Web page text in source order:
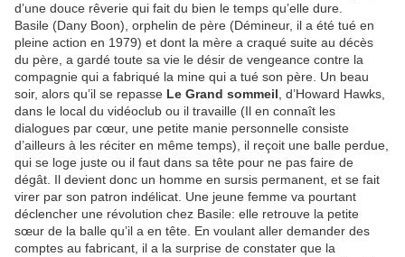
d’une douce rêverie qui fait du bien le temps qu’elle dure.
Basile (Dany Boon), orphelin de père (Démineur, il a été tué en
pleine action en 1979) et dont la mère a craqué suite au décès
du père, a gardé toute sa vie le désir de vengeance contre la
compagnie qui a fabriqué la mine qui a tué son père. Un beau
soir, alors qu’il se repasse Le Grand sommeil , d’Howard Hawks,
dans le local du vidéoclub ou il travaille (Il en connaît les
dialogues par cœur, une petite manie personnelle consiste
d’ailleurs à les réciter en même temps), il reçoit une balle perdue,
qui se loge juste ou il faut dans sa tête pour ne pas faire de
dégât. Il devient donc un homme en sursis permanent, et se fait
virer par son patron indélicat. Une jeune femme va pourtant
déclencher une révolution chez Basile: elle retrouve la petite
sœur de la balle qu’il a en tête. En voulant aller demander des
comptes au fabricant, il a la surprise de constater que la